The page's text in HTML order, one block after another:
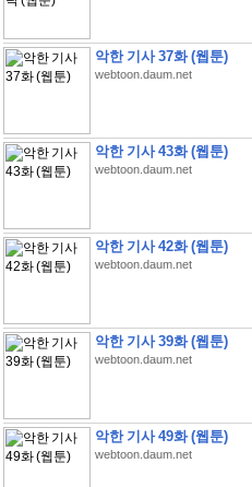
악한 기사 37화 (웹툰)
webtoon.daum.net
악한 기사 43화 (웹툰)
webtoon.daum.net
악한 기사 42화 (웹툰)
webtoon.daum.net
악한 기사 39화 (웹툰)
webtoon.daum.net
악한 기사 49화 (웹툰)
webtoon.daum.net